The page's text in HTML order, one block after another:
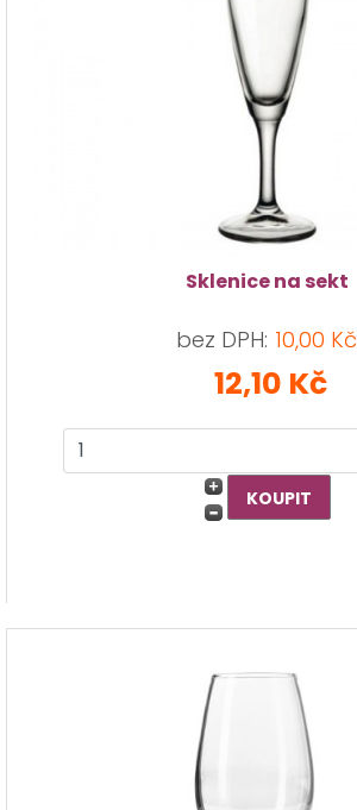
Sklenice na sekt
bez DPH: 10,00 Kč
12,10 Kč